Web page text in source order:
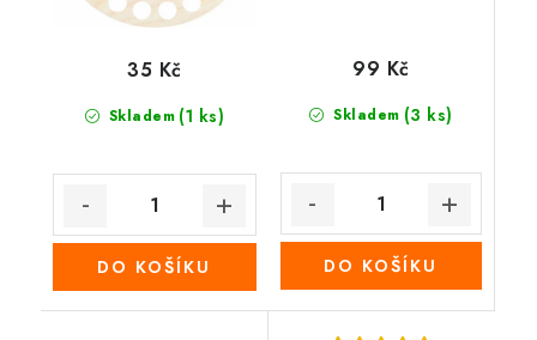
Skladem (1 ks)
35 Kč
DO KOŠÍKU
Skladem (3 ks)
99 Kč
DO KOŠÍKU